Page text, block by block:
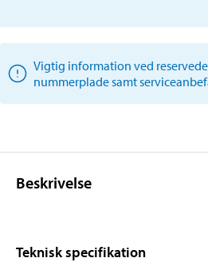
Vigtig information ved
nummerplade samt
Beskrivelse
Teknisk specifikation